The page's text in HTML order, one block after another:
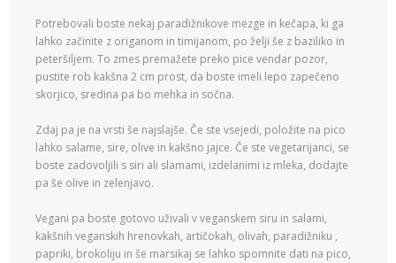
Potrebovali boste nekaj paradižnikove mezge in kečapa, ki ga
lahko začinite z origanom in timijanom, po želji še z baziliko in
peteršiljem. To zmes premažete preko pice vendar pozor,
pustite rob kakšna 2 cm prost, da boste imeli lepo zapečeno
skorjico, sredina pa bo mehka in sočna.
Zdaj pa je na vrsti še najslajše. Če ste vsejedi, položite na pico
lahko salame, sire, olive in kakšno jajce. Če ste vegetarijanci, se
boste zadovoljili s siri ali slamami, izdelanimi iz mleka, dodajte
pa še olive in zelenjavo.
Vegani pa boste gotovo uživali v veganskem siru in salami,
kakšnih veganskih hrenovkah, artičokah, olivah, paradižniku ,
papriki, brokoliju in še marsikaj se lahko spomnite dati na pico,